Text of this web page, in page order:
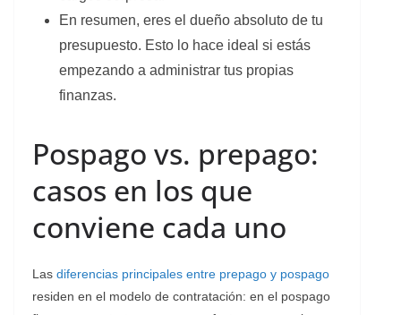
En resumen, eres el dueño absoluto de tu
presupuesto. Esto lo hace ideal si estás
empezando a administrar tus propias
finanzas.
Pospago vs. prepago:
casos en los que
conviene cada uno
Las diferencias principales entre prepago y pospago
residen en el modelo de contratación: en el pospago